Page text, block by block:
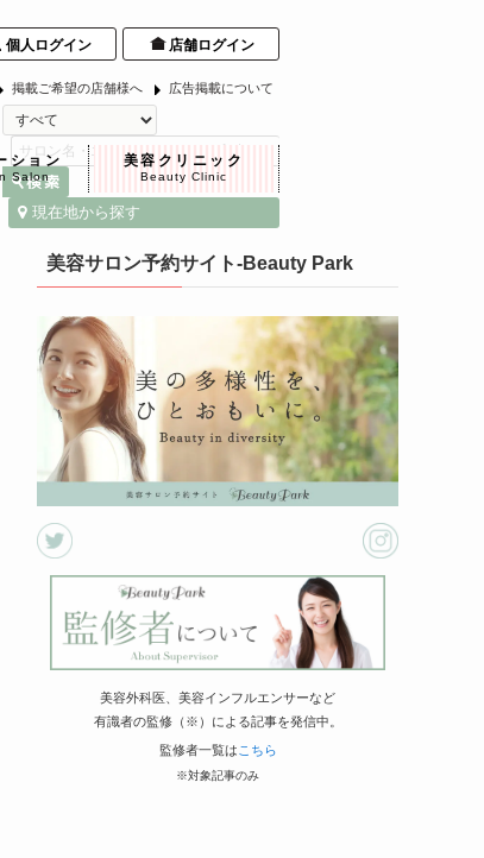
個人ログイン
店舗ログイン
広告掲載について
掲載ご希望の店舗様へ
現在地から探す
ション
Salon
美容クリニック
Beauty Clinic
美容サロン予約サイト-Beauty Park
美容外科医、美容インフルエンサーなど
有識者の監修（※）による記事を発信中。
監修者一覧は こちら
※対象記事のみ